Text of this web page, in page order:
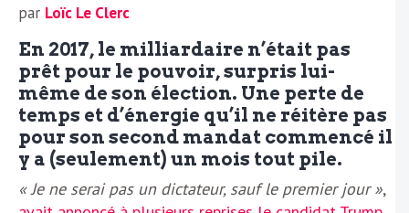
par Loïc Le Clerc
En 2017, le milliardaire n’était pas
prêt pour le pouvoir, surpris lui-
même de son élection. Une perte de
temps et d’énergie qu’il ne réitère pas
pour son second mandat commencé il
y a (seulement) un mois tout pile.
« Je ne serai pas un dictateur, sauf le premier jour »,